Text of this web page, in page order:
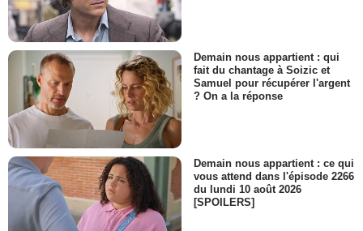
Demain nous appartient : qui
fait du chantage à Soizic et
Samuel pour récupérer l'argent
? On a la réponse
Demain nous appartient : ce qui
vous attend dans l'épisode 2266
du lundi 10 août 2026
[SPOILERS]